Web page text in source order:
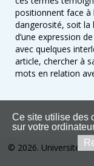
positionnent face à
dangerosité, soit la
d’une expression
avec quelques
article, chercher à
mots en relation
© 2026. Université de
Ce site utilise des
sur votre